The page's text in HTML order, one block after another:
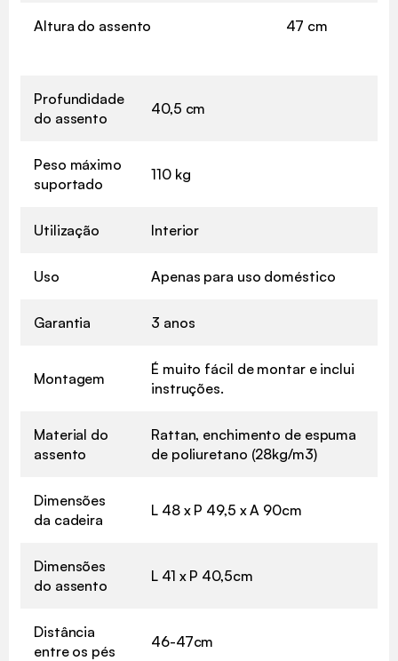
Altura do assento 47 cm
Profundidade
do assento
40,5 cm
Peso máximo
suportado
110 kg
Utilização Interior
Uso Apenas para uso doméstico
Garantia 3 anos
Montagem
É muito fácil de montar e inclui
instruções.
Material do
assento
Rattan, enchimento de espuma
de poliuretano (28kg/m3)
Dimensões
da cadeira
L 48 x P 49,5 x A 90cm
Dimensões
do assento
L 41 x P 40,5cm
Distância
entre os pés
46-47cm